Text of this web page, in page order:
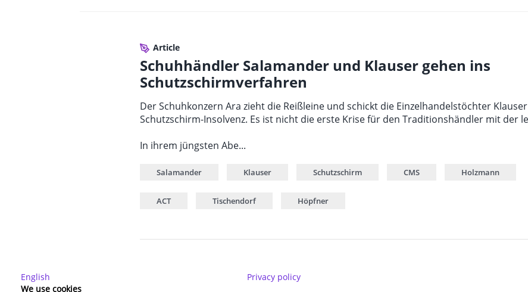
Article
Schuhhändler Salamander und Klauser gehen ins
Schutzschirmverfahren
Der Schuhkonzern Ara zieht die Reißleine und schickt die Einzelhandelstöchter
Schutzschirm-Insolvenz. Es ist nicht die erste Krise für den Traditionshändler mit der
In ihrem jüngsten Abe...
Salamander Klauser Schutzschirm CMS Holzmann
ACT Tischendorf Höpfner
English
Privacy policy
We use cookies